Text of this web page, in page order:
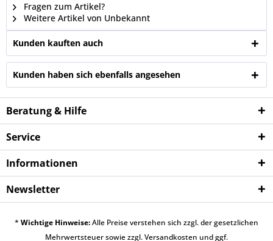
Fragen zum Artikel?
Weitere Artikel von Unbekannt
Kunden kauften auch
Kunden haben sich ebenfalls angesehen
Beratung & Hilfe
Service
Informationen
Newsletter
* Wichtige Hinweise:Alle Preise verstehen sich zzgl. der gesetzlichen
Mehrwertsteuer sowie zzgl.Versandkosten und ggf.